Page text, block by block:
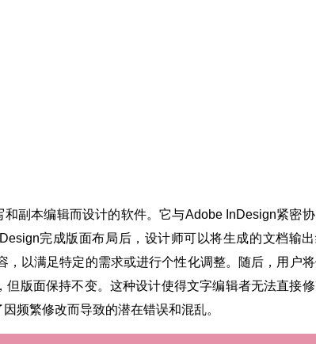
副本编辑而设计的软件。它与Adobe InDesign紧密
完成版面布局后，设计师可以将生成的文档输
，以满足特定的需求或进行个性化调整。随后，用户
版面保持不变。这种设计使得文字编辑者无法直接
频繁修改而导致的潜在错误和混乱。